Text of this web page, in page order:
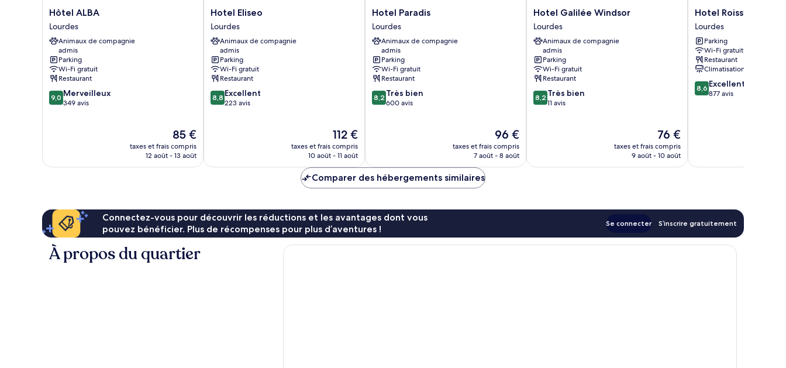
Hôtel
ALBA
Lourdes
Hôtel ALBA
Lourdes
Animaux de compagnie
admis
Parking
Wi-Fi gratuit
Restaurant
9.0
sur
9,0 Merveilleux
349 avis
Le
nouveau
prix
85 €
taxes et frais compris
12 août - 13 août
Hotel
Eliseo
Lourdes
Hotel Eliseo
Lourdes
Animaux de compagnie
admis
Parking
Wi-Fi gratuit
Restaurant
8.8
sur
8,8 Excellent
223 avis
Le
nouveau
prix
de
112 €
112 €
taxes et frais compris
10 août - 11 août
Hotel
Paradis
Lourdes
Hotel Paradis
Lourdes
Animaux de compagnie
admis
Parking
Wi-Fi gratuit
Restaurant
8.2
sur
8,2 Très bien
600 avis
Le
nouveau
prix
96 €
taxes et frais compris
7 août - 8 août
Hotel
Galilée
Windsor
Lourdes
Hotel Galilée Windsor
Lourdes
Animaux de compagnie
admis
Parking
Wi-Fi gratuit
Restaurant
8.2
sur
8,2 Très bien
11 avis
Le
nouveau
prix
76 €
taxes et frais compris
9 août - 10 août
Hotel
Roissy
Lourdes
Lourdes
Hotel Roissy Lourdes
Lourdes
Parking
Wi-Fi gratuit
Restaurant
Climatisation
8.6
sur
8,6 Excellent
877 avis
Comparer des hébergements similaires
Connectez-vous pour découvrir les réductions et les avantages dont vous
pouvez bénéficier. Plus de récompenses pour plus d’aventures !
Se connecter S’inscrire gratuitement
À propos du quartier